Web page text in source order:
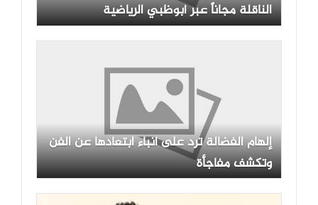
الناقلة مجاناً عبر أبوظبي الرياضية
إلهام الفضالة ترد على أنباء ابتعادها عن الفن
وتكشف مفاجأة